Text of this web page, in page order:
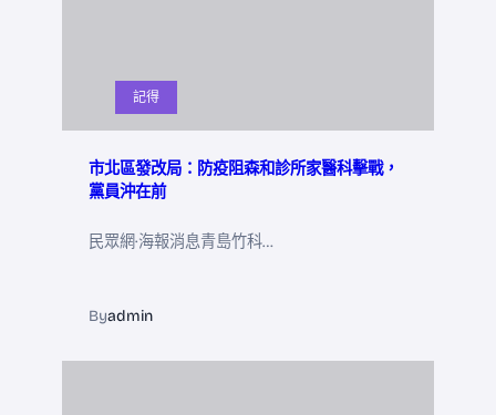
記得
市北區發改局：防疫阻森和診所家醫科擊戰，
黨員沖在前
民眾網·海報消息青島竹科…
Byadmin